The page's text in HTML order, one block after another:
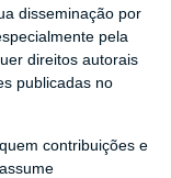
disseminação por
pela
direitos autorais
publicadas no
contribuições e